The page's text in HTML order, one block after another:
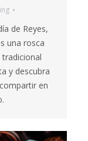
de Reyes,
una rosca
tradicional
y descubra
en